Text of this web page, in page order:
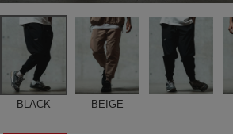
BLACK BEIGE